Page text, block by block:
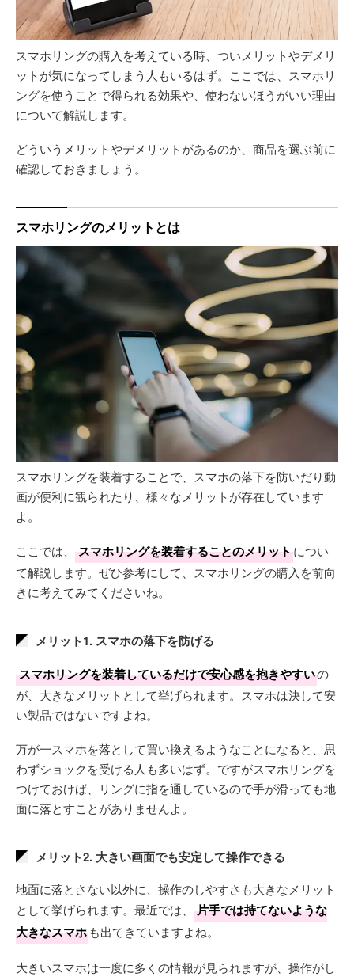
スマホリングの購入を考えている時、ついメリットやデメリ
ットが気になってしまう人もいるはず。ここでは、スマホリ
ングを使うことで得られる効果や、使わないほうがいい理由
について解説します。
どういうメリットやデメリットがあるのか、商品を選ぶ前に
確認しておきましょう。
スマホリングのメリットとは
スマホリングを装着することで、スマホの落下を防いだり動
画が便利に観られたり、様々なメリットが存在しています
よ。
ここでは、 スマホリングを装着することのメリットについ
て解説します。ぜひ参考にして、スマホリングの購入を前向
きに考えてみてくださいね。
メリット1. スマホの落下を防げる
スマホリングを装着しているだけで安心感を抱きやすいの
が、大きなメリットとして挙げられます。スマホは決して安
い製品ではないですよね。
万が一スマホを落として買い換えるようなことになると、思
わずショックを受ける人も多いはず。ですがスマホリングを
つけておけば、リングに指を通しているので手が滑っても地
面に落とすことがありませんよ。
メリット2. 大きい画面でも安定して操作できる
地面に落とさない以外に、操作のしやすさも大きなメリット
として挙げられます。最近では、
片手では持てないような
大きなスマホ も出てきていますよね。
大きいスマホは一度に多くの情報が見られますが、操作がし